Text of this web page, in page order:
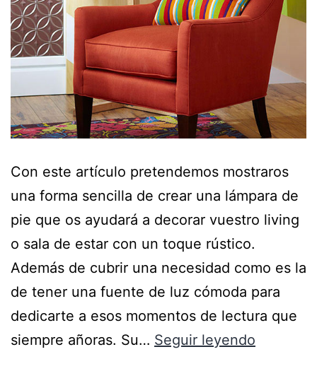
Con este artículo pretendemos mostraros
una forma sencilla de crear una lámpara de
pie que os ayudará a decorar vuestro living
o sala de estar con un toque rústico.
Además de cubrir una necesidad como es la
de tener una fuente de luz cómoda para
dedicarte a esos momentos de lectura que
siempre añoras. Su… Seguir leyendo